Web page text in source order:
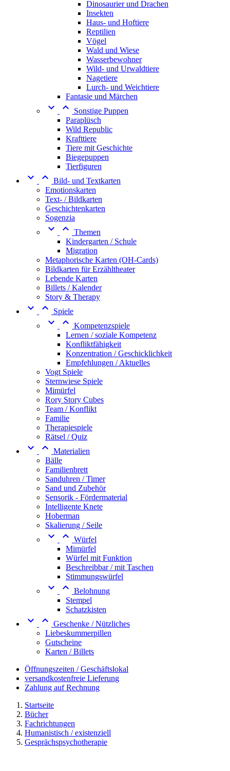
Dinosaurier und Drachen
Insekten
Haus- und Hoftiere
Reptilien
Vögel
Wald und Wiese
Wasserbewohner
Wild- und Urwaldtiere
Nagetiere
Lurch- und Weichtiere
Fantasie und Märchen
 
Sonstige Puppen
Paraplüsch
Wild Republic
Krafttiere
Tiere mit Geschichte
Biegepuppen
Tierfiguren
  Bild- und Textkarten
Emotionskarten
Text- / Bildkarten
Geschichtenkarten
Sogenzia
  Themen
Kindergarten / Schule
Migration
Metaphorische Karten (OH-Cards)
Bildkarten für Erzähltheater
Lebende Karten
Billets / Kalender
Story & Therapy
  Spiele
  Kompetenzspiele
Lernen / soziale Kompetenz
Konfliktfähigkeit
Konzentration / Geschicklichkeit
Empfehlungen / Aktuelles
Vogt Spiele
Sternwiese Spiele
Mimürfel
Rory Story Cubes
Team / Konflikt
Familie
Therapiespiele
Rätsel / Quiz
  Materialien
Bälle
Familienbrett
Sanduhren / Timer
Sand und Zubehör
Sensorik - Fördermaterial
Intelligente Knete
Hoberman
Skalierung / Seile
  Würfel
Mimürfel
Würfel mit Funktion
Beschreibbar / mit Taschen
Stimmungswürfel
  Belohnung
Stempel
Schatzkisten
  Geschenke / Nützliches
Liebeskummerpillen
Gutscheine
Karten / Billets
Öffnungszeiten / Geschäftslokal
versandkostenfreie Lieferung
Zahlung auf Rechnung
Startseite
Bücher
Fachrichtungen
Humanistisch / existenziell
Gesprächspsychotherapie